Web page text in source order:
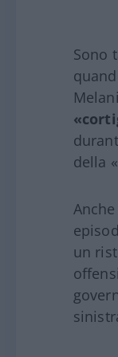
Sono
della
un